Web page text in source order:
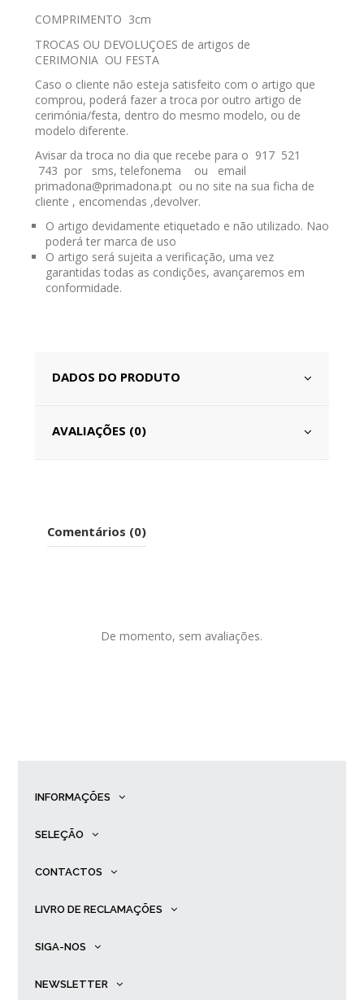
COMPRIMENTO 3cm
TROCAS OU DEVOLUÇOES de artigos de
CERIMONIA OU FESTA
Caso o cliente não esteja satisfeito com o artigo que
comprou, poderá fazer a troca por outro artigo de
cerimónia/festa, dentro do mesmo modelo, ou de
modelo diferente.
Avisar da troca no dia que recebe para o 917 521
743 por sms, telefonema ou email
primadona@primadona.pt ou no site na sua ficha de
cliente , encomendas ,devolver.
O artigo devidamente etiquetado e não utilizado. Nao
poderá ter marca de uso
O artigo será sujeita a verificação, uma vez
garantidas todas as condições, avançaremos em
conformidade.
DADOS DO PRODUTO
AVALIAÇÕES (0)
Comentários (0)
De momento, sem avaliações.
INFORMAÇÕES
SELEÇÃO
CONTACTOS
LIVRO DE RECLAMAÇÕES
SIGA-NOS
NEWSLETTER